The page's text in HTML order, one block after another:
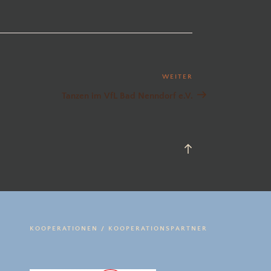
Beitrag
WEITER
Tanzen im VfL Bad Nenndorf e.V.
KOOPERATIONEN / KOOPERATIONSPARTNER